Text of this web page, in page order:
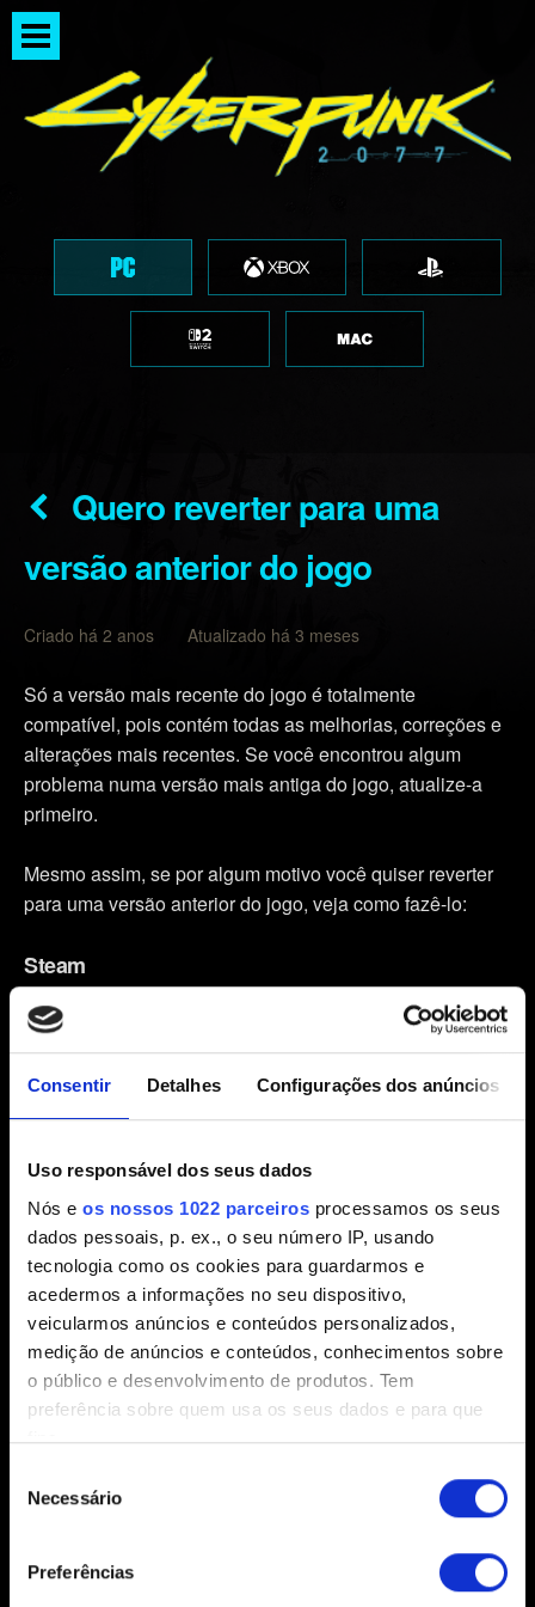
Consentir Detalhes Configurações dos anúncios
Uso responsável dos seus dados
Nós e os nossos 1022 parceiros processamos os seus
dados pessoais, p. ex., o seu número IP, usando
tecnologia como os cookies para guardarmos e
acedermos a informações no seu dispositivo,
veicularmos anúncios e conteúdos personalizados,
medição de anúncios e conteúdos, conhecimentos sobre
o público e desenvolvimento de produtos. Tem
preferência sobre quem usa os seus dados e para que
fins.
Se permitir, gostaríamos também de:
geográfica as quais podem ter uma precisão de
vários metros
Necessário
Preferências
Quero reverter para uma
versão anterior do jogo
Criado há 2 anos Atualizado há 3 meses
Só a versão mais recente do jogo é totalmente
compatível, pois contém todas as melhorias, correções e
alterações mais recentes. Se você encontrou algum
problema numa versão mais antiga do jogo, atualize-a
primeiro.
Mesmo assim, se por algum motivo você quiser reverter
para uma versão anterior do jogo, veja como fazê-lo:
Steam
Acesse a Biblioteca Steam.
Clique com o botão direito emCyberpunk 2077e
selecione Propriedades
jogo atualizará automaticamente.
Para voltar à versão mais recente do jogo, basta seguir
os mesmos passos e selecionar
Nenhum
BETAS .
GOG
Acesse a seçãoInstaladosno GOG Galaxy.
SelecioneCyberpunk 2077e, em seguida,Gerenciar
AltereCanais Beta
Desative a opção de atualizações automáticas,
selecione a versão de preferência e clique em
OK.